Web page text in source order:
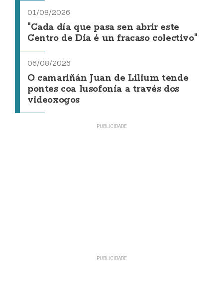
01/08/2026
"Cada día que pasa sen abrir este
Centro de Día é un fracaso colectivo"
06/08/2026
O camariñán Juan de Lilium tende
pontes coa lusofonía a través dos
videoxogos